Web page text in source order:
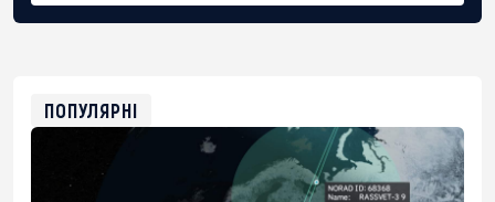
0xfD02863D3289416fcF50975c9DFda13623f97758
ПОПУЛЯРНІ